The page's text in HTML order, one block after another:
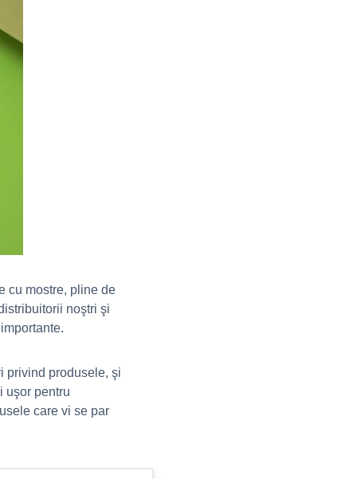
cu mostre, pline de
noştri şi
privind produsele, şi
uşor pentru
care vi se par